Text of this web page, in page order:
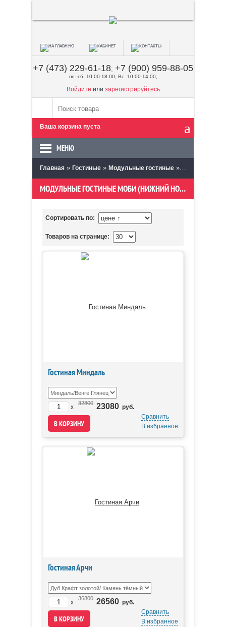
+7 (473) 229-61-18; +7 (900) 959-88-05
пн.-сб. 10:00-18:00, Вс. 10:00-14:00,
Войдите или зарегистрируйтесь
Ваша корзина пуста
МЕНЮ
Главная » Гостиные » Модульные гостиные » Моби (Нижний
МОДУЛЬНЫЕ ГОСТИНЫЕ МОБИ (НИЖНИЙ НОВГОРОД)
Сортировать по:
Товаров на странице:
Гостиная Миндаль
x
32800 23080 руб.
Сравнить
В избранное
Гостиная Арчи
x
36800 26560 руб.
Сравнить
В избранное